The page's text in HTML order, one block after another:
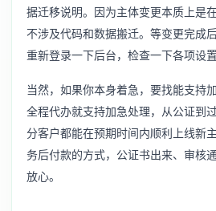
据迁移说明。因为主体变更本质上是
不涉及代码和数据搬迁。等变更完成
重新登录一下后台，检查一下各项设置
当然，如果你本身着急，要找能支持
全程代办就支持加急处理，从公证到
分客户都能在预期时间内顺利上线新
务后付款的方式，公证书出来、审核
放心。